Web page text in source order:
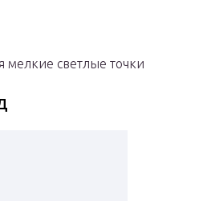
светлые точки